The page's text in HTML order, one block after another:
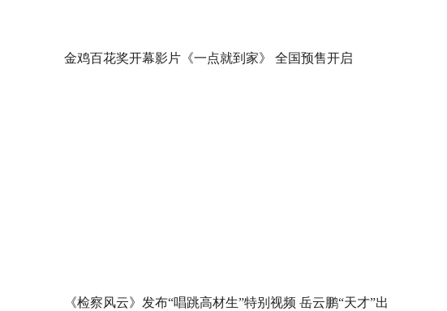
金鸡百花奖开幕影片《一点就到家》 全国预售开启
《检察风云》发布“唱跳高材生”特别视频 岳云鹏“天才”出